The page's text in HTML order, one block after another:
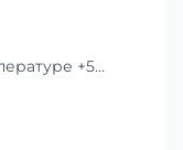
+5…